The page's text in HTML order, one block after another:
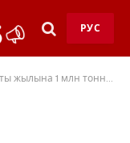
РУС
кокс өндіруге жететін жаңа зауыт іске қосылады